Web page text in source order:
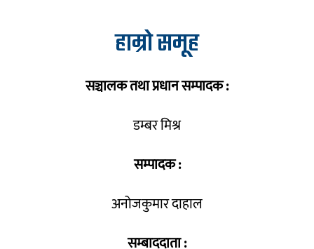
हाम्रो समूह
सञ्चालक तथा प्रधान सम्पादक :
डम्बर मिश्र
सम्पादक :
अनोजकुमार दाहाल
सम्बाददाता :